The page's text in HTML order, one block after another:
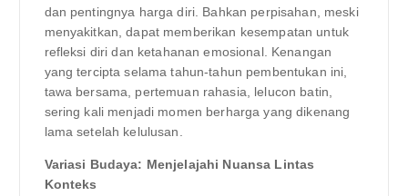
dan pentingnya harga diri. Bahkan perpisahan, meski
menyakitkan, dapat memberikan kesempatan untuk
refleksi diri dan ketahanan emosional. Kenangan
yang tercipta selama tahun-tahun pembentukan ini,
tawa bersama, pertemuan rahasia, lelucon batin,
sering kali menjadi momen berharga yang dikenang
lama setelah kelulusan.
Variasi Budaya: Menjelajahi Nuansa Lintas
Konteks